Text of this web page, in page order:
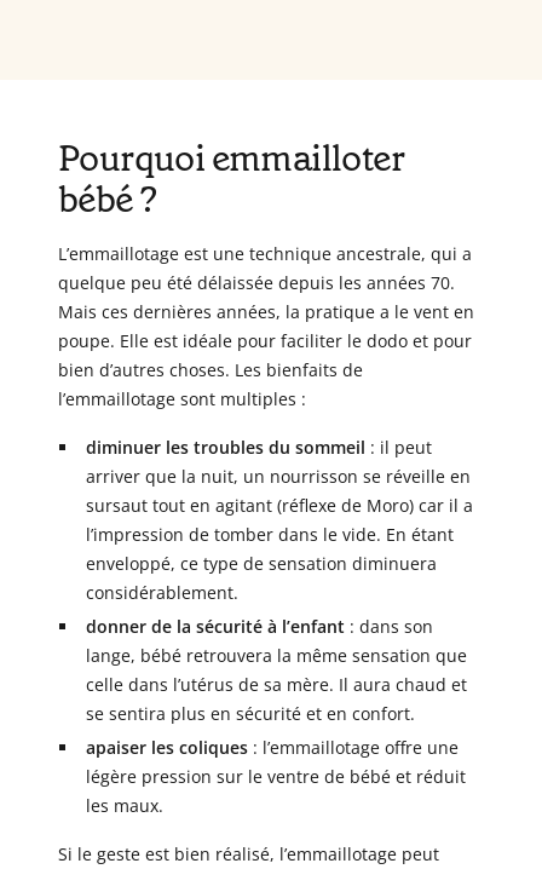
Pourquoi emmailloter
bébé ?
L’emmaillotage est une technique ancestrale, qui a
quelque peu été délaissée depuis les années 70.
Mais ces dernières années, la pratique a le vent en
poupe. Elle est idéale pour faciliter le dodo et pour
bien d’autres choses. Les bienfaits de
l’emmaillotage sont multiples :
diminuer les troubles du sommeil : il peut
arriver que la nuit, un nourrisson se réveille en
sursaut tout en agitant (réflexe de Moro) car il a
l’impression de tomber dans le vide. En étant
enveloppé, ce type de sensation diminuera
considérablement.
donner de la sécurité à l’enfant : dans son
lange, bébé retrouvera la même sensation que
celle dans l’utérus de sa mère. Il aura chaud et
se sentira plus en sécurité et en confort.
apaiser les coliques: l’emmaillotage offre une
légère pression sur le ventre de bébé et réduit
les maux.
Si le geste est bien réalisé, l’emmaillotage peut